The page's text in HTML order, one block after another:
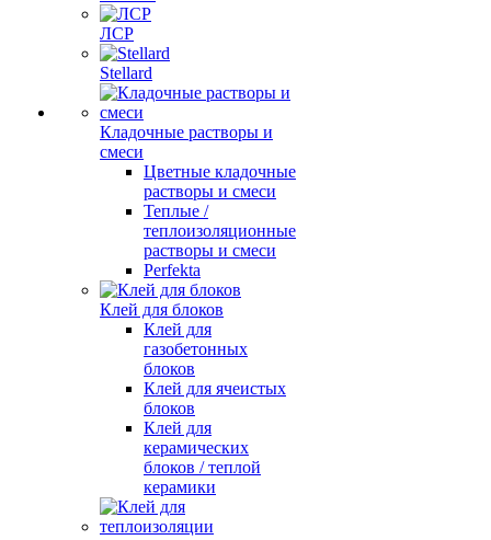
ЛСР
Stellard
Кладочные растворы и
смеси
Цветные кладочные
растворы и смеси
Теплые /
теплоизоляционные
растворы и смеси
Perfekta
Клей для блоков
Клей для
газобетонных
блоков
Клей для ячеистых
блоков
Клей для
керамических
блоков / теплой
керамики